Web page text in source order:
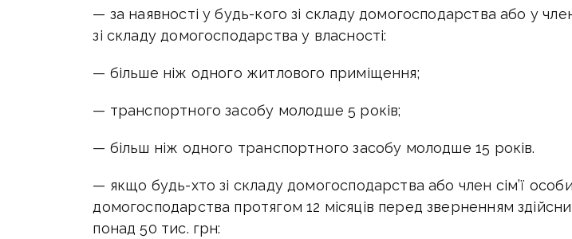
— за наявності у будь-кого зі складу домогосподарства або у
зі складу домогосподарства у власності:
— більше ніж одного житлового приміщення;
— транспортного засобу молодше 5 років;
— більш ніж одного транспортного засобу молодше 15 років.
— якщо будь-хто зі складу домогосподарства або член сім’ї особи
домогосподарства протягом 12 місяців перед зверненням
понад 50 тис. грн: